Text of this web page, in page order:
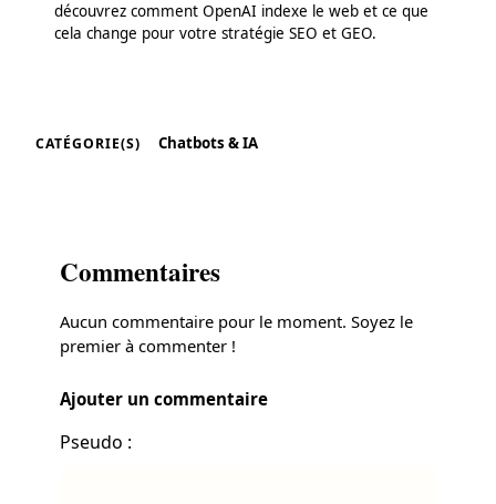
découvrez comment OpenAI indexe le web et ce que
cela change pour votre stratégie SEO et GEO.
CATÉGORIE(S) Chatbots & IA
Commentaires
Aucun commentaire pour le moment. Soyez le
premier à commenter !
Ajouter un commentaire
Pseudo :